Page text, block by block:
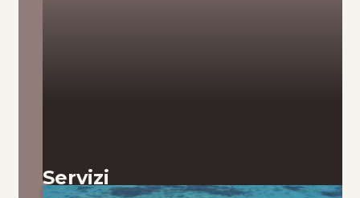
Servizi